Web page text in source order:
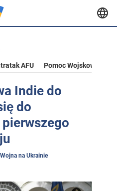
AFU Pomoc Wojskowa Dla
Indie do
do
Wojna na Ukrainie